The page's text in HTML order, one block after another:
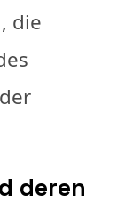
die
deren